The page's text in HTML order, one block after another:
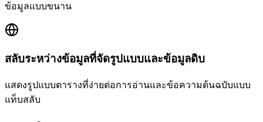
ข้อมูลแบบขนาน
สลับระหว่างข้อมูลที่จัดรูปแบบและข้อมูลดิบ
แสดงรูปแบบตารางที่ง่ายต่อการอ่านและข้อความต้นฉบับแบบ
แท็บสลับ